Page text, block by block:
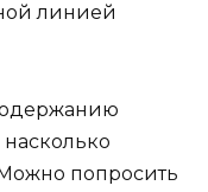
линией
попросить